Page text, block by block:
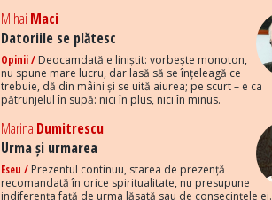
Mihai Maci
Datoriile se plătesc
Opinii / Deocamdată e liniștit: vorbește monoton,
nu spune mare lucru, dar lasă să se înțeleagă ce
trebuie, dă din mâini și se uită aiurea; pe scurt – e ca
pătrunjelul în supă: nici în plus, nici în minus.
Marina Dumitrescu
Urma și urmarea
Eseu / Prezentul continuu, starea de prezență
recomandată în orice spiritualitate, nu presupune
indiferența față de urma lăsată sau de consecințele ei.